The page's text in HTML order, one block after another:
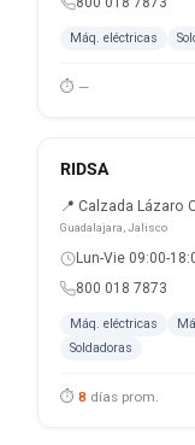
Máq. eléctricas
⏱ —
RIDSA
📍 Calzada Lázaro
Guadalajara, Jalisco
Lun-Vie 09:00-
800 018 7873
Máq. eléctricas
Soldadoras
⏱ 8 días prom.